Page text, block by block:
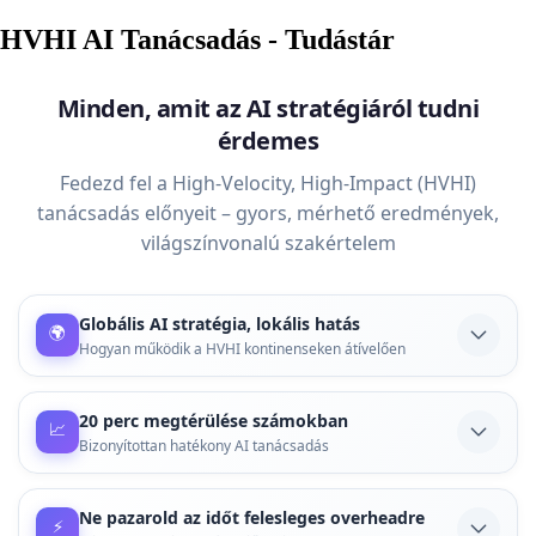
HVHI AI Tanácsadás - Tudástár
Minden, amit az AI stratégiáról tudni
érdemes
Fedezd fel a High-Velocity, High-Impact (HVHI)
tanácsadás előnyeit – gyors, mérhető eredmények,
világszínvonalú szakértelem
🌍 Globális AI stratégia, lokális hatás
Hogyan működik a HVHI kontinenseken átívelően
A nemzetközi piacokon is bevált AI stratégiák helyi
adaptációja kulcsfontosságú. Ismerd meg, hogyan
érheted el a globális szintű eredményeket a saját
vállalkozásodban, bárhol is működsz.
Tovább olvasom
📈 20 perc megtérülése számokban
Bizonyítottan hatékony AI tanácsadás
Hogyan lehet egy 20 perces konzultáció valódi üzleti
értéket teremteni? A ROI-számítások és esettanulmányok
⚡ Ne pazarold az időt felesleges overheadre